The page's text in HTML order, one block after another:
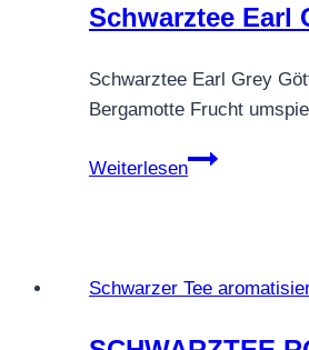
Schwarztee Earl
Schwarztee Earl Grey
Bergamotte Frucht
Weiterlesen
Schwarztee
Schwarzer Tee